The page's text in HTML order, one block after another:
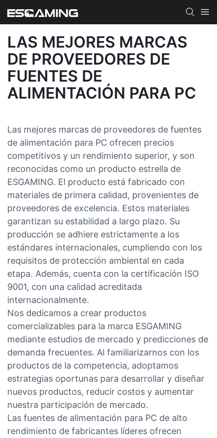
LAS MEJORES MARCAS
DE PROVEEDORES DE
FUENTES DE
ALIMENTACIÓN PARA PC
Las mejores marcas de proveedores de fuentes
de alimentación para PC ofrecen precios
competitivos y un rendimiento superior, y son
reconocidas como un producto estrella de
ESGAMING. El producto está fabricado con
materiales de primera calidad, provenientes de
proveedores de excelencia. Estos materiales
garantizan su estabilidad a largo plazo. Su
producción se adhiere estrictamente a los
estándares internacionales, cumpliendo con los
requisitos de protección ambiental en cada
etapa. Además, cuenta con la certificación ISO
9001, con una calidad acreditada
internacionalmente.
Nos dedicamos a crear productos
comercializables para la marca ESGAMING
mediante estudios de mercado y predicciones de
demanda frecuentes. Al familiarizarnos con los
productos de la competencia, adoptamos
estrategias oportunas para desarrollar y diseñar
nuevos productos, reducir costos y aumentar
nuestra participación de mercado.
Las fuentes de alimentación para PC de alto
rendimiento de fabricantes líderes ofrecen